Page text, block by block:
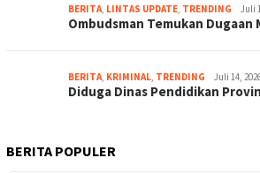
BERITA LINTAS UPDATE TRENDING Juli
Ombudsman Temukan
BERITA KRIMINAL TRENDING Juli 14,
Diduga Dinas Pendidikan
BERITA POPULER